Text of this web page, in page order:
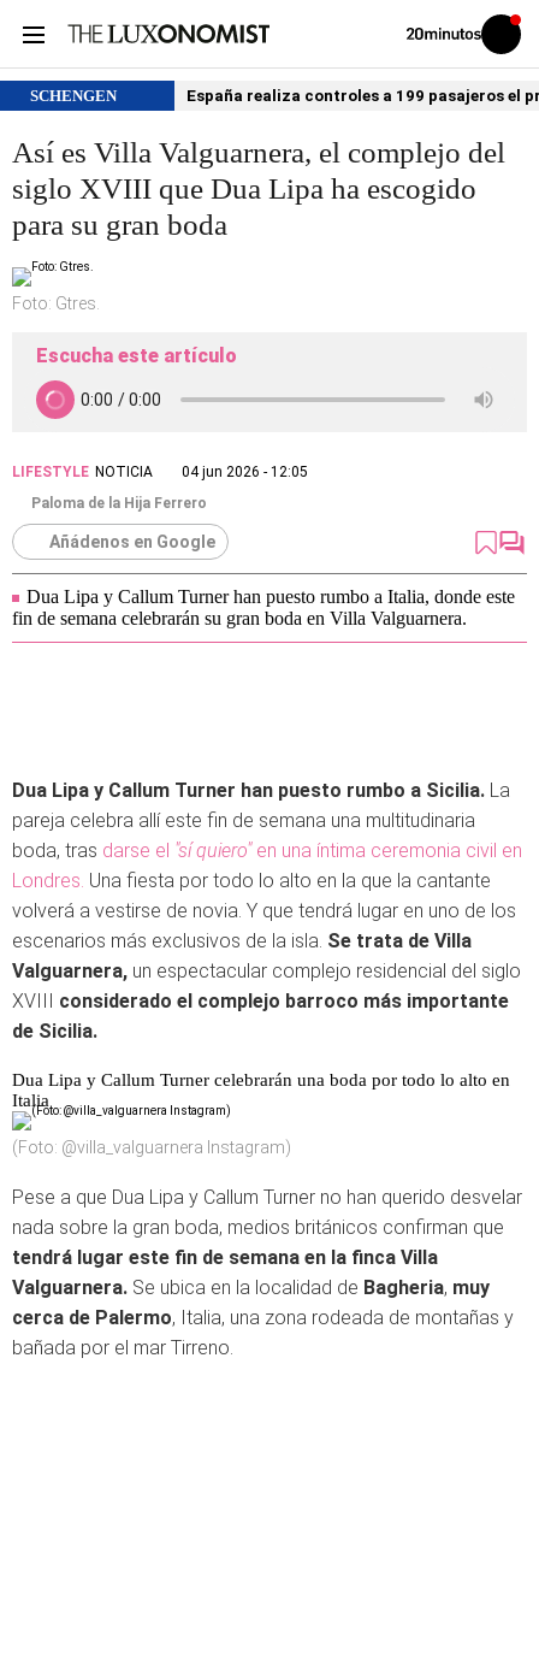
Volver
Iniciar
sesión
SCHENGEN España realiza controles a 199 pasajeros el
Así es Villa Valguarnera, el complejo del
siglo XVIII que Dua Lipa ha escogido
para su gran boda
Foto: Gtres.
Escucha este artículo
LIFESTYLE NOTICIA
04 jun 2026 - 12:05
Paloma de la Hija Ferrero
Añádenos en Google
Dua Lipa y Callum Turner han puesto rumbo a Italia, donde este
fin de semana celebrarán su gran boda en Villa Valguarnera.
Dua Lipa y Callum Turner han puesto rumbo a Sicilia. La
pareja celebra allí este fin de semana una multitudinaria
boda, tras darse el "sí quiero"en una íntima ceremonia civil en
Londres. Una fiesta por todo lo alto en la que la cantante
volverá a vestirse de novia. Y que tendrá lugar en uno de los
escenarios más exclusivos de la isla. Se trata de Villa
Valguarnera, un espectacular complejo residencial del siglo
XVIII considerado el complejo barroco más importante
de Sicilia.
Dua Lipa y Callum Turner celebrarán una boda por todo lo alto en
Italia
(Foto: @villa_valguarnera Instagram)
Pese a que Dua Lipa y Callum Turner no han querido desvelar
nada sobre la gran boda, medios británicos confirman que
tendrá lugar este fin de semana en la finca Villa
Valguarnera. Se ubica en la localidad de Bagheria, muy
cerca de Palermo, Italia, una zona rodeada de montañas y
bañada por el mar Tirreno.